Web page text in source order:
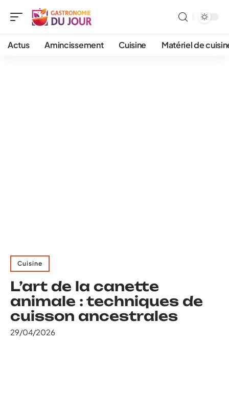
Actus Amincissement Cuisine Matériel de
Cuisine
L’art de la canette
animale : techniques de
cuisson ancestrales
29/04/2026